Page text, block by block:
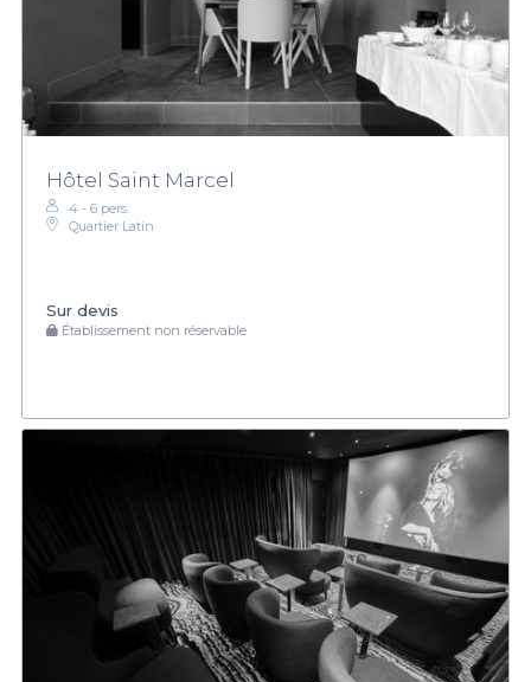
Hôtel Saint Marcel
4 - 6 pers.
Quartier Latin
Sur devis
Établissement non réservable